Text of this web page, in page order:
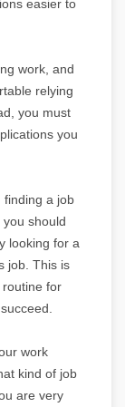
easier to
work, and
relying
you must
you
finding a job
you should
looking for a
job. This is
for
work
kind of job
are very